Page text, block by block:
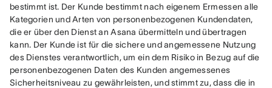
bestimmt ist. Der Kunde bestimmt nach eigenem Ermessen alle
Kategorien und Arten von personenbezogenen Kundendaten,
die er über den Dienst an Asana übermitteln und übertragen
kann. Der Kunde ist für die sichere und angemessene Nutzung
des Dienstes verantwortlich, um ein dem Risiko in Bezug auf die
personenbezogenen Daten des Kunden angemessenes
Sicherheitsniveau zu gewährleisten, und stimmt zu, dass die in